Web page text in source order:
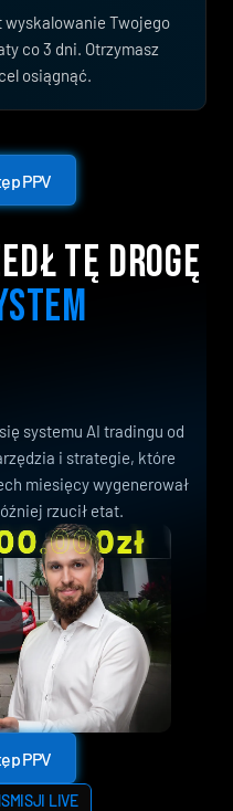
wyskalowanie Twojego
co 3 dni. Otrzymasz
osiągnąć.
PPV
PPV
systemu AI tradingu od
i strategie, które
miesięcy wygenerował
rzucił etat.
PPV
PPV
LIVE